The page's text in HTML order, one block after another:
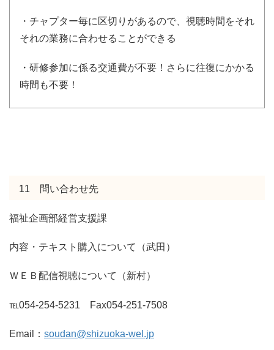
・チャプター毎に区切りがあるので、視聴時間をそれ
それの業務に合わせることができる
・研修参加に係る交通費が不要！さらに往復にかかる
時間も不要！
11 問い合わせ先
福祉企画部経営支援課
内容・テキスト購入について（武田）
ＷＥＢ配信視聴について（新村）
℡054-254-5231 Fax054-251-7508
Email： soudan@shizuoka-wel.jp